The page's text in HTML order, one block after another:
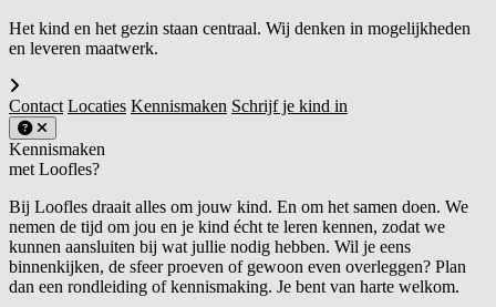
Het kind en het gezin staan centraal. Wij denken in mogelijkheden
en leveren maatwerk.
Contact Locaties Kennismaken Schrijf je kind in
Kennismaken
met Loofles?
Bij Loofles draait alles om jouw kind. En om het samen doen. We
nemen de tijd om jou en je kind écht te leren kennen, zodat we
kunnen aansluiten bij wat jullie nodig hebben. Wil je eens
binnenkijken, de sfeer proeven of gewoon even overleggen? Plan
dan een rondleiding of kennismaking. Je bent van harte welkom.